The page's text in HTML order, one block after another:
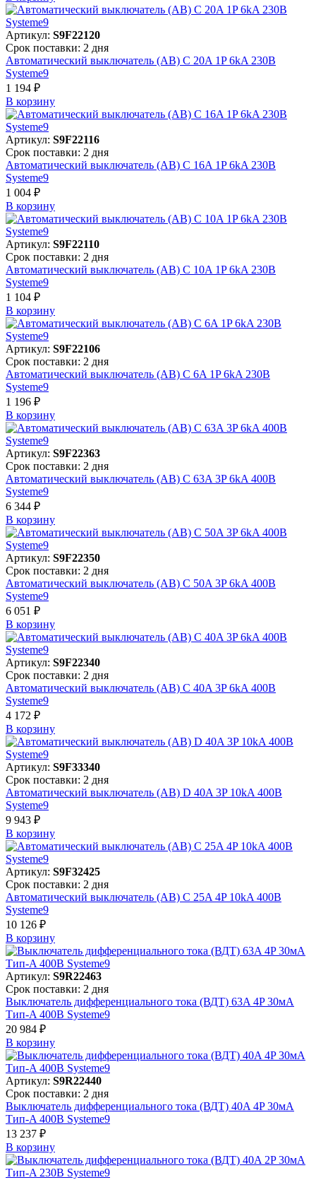
Артикул: S9F22120
Срок поставки: 2 дня
Автоматический выключатель (АВ) C 20A 1P 6kA 230В
Systeme9
1 194 ₽
В корзинy
Артикул: S9F22116
Срок поставки: 2 дня
Автоматический выключатель (АВ) C 16A 1P 6kA 230В
Systeme9
1 004 ₽
В корзинy
Артикул: S9F22110
Срок поставки: 2 дня
Автоматический выключатель (АВ) C 10A 1P 6kA 230В
Systeme9
1 104 ₽
В корзинy
Артикул: S9F22106
Срок поставки: 2 дня
Автоматический выключатель (АВ) C 6A 1P 6kA 230В
Systeme9
1 196 ₽
В корзинy
Артикул: S9F22363
Срок поставки: 2 дня
Автоматический выключатель (АВ) C 63A 3P 6kA 400В
Systeme9
6 344 ₽
В корзинy
Артикул: S9F22350
Срок поставки: 2 дня
Автоматический выключатель (АВ) C 50A 3P 6kA 400В
Systeme9
6 051 ₽
В корзинy
Артикул: S9F22340
Срок поставки: 2 дня
Автоматический выключатель (АВ) C 40A 3P 6kA 400В
Systeme9
4 172 ₽
В корзинy
Артикул: S9F33340
Срок поставки: 2 дня
Автоматический выключатель (АВ) D 40A 3P 10kA 400В
Systeme9
9 943 ₽
В корзинy
Артикул: S9F32425
Срок поставки: 2 дня
Автоматический выключатель (АВ) C 25A 4P 10kA 400В
Systeme9
10 126 ₽
В корзинy
Артикул: S9R22463
Срок поставки: 2 дня
Выключатель дифференциального тока (ВДТ) 63A 4P 30мА
Тип-A 400В Systeme9
20 984 ₽
В корзинy
Артикул: S9R22440
Срок поставки: 2 дня
Выключатель дифференциального тока (ВДТ) 40A 4P 30мА
Тип-A 400В Systeme9
13 237 ₽
В корзинy